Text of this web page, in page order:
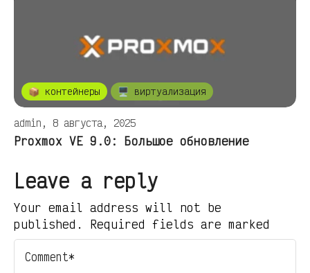
📦 контейнеры 🖥️ виртуализация
admin, 8 августа, 2025
Proxmox VE 9.0: Большое обновление
Leave a reply
Your email address will not be
published. Required fields are marked